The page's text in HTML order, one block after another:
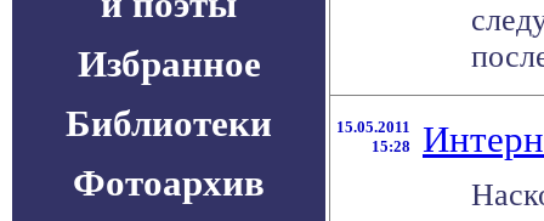
Избранное
Библиотеки
Фотоархив
15.05.2011
15:28